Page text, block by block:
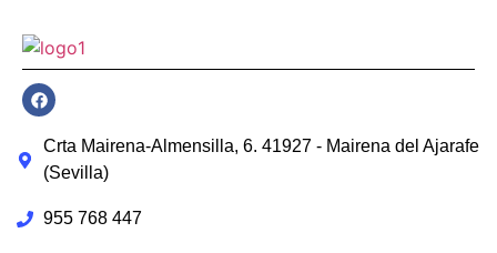
Crta Mairena-Almensilla, 6. 41927 - Mairena del Ajarafe
(Sevilla)
955 768 447